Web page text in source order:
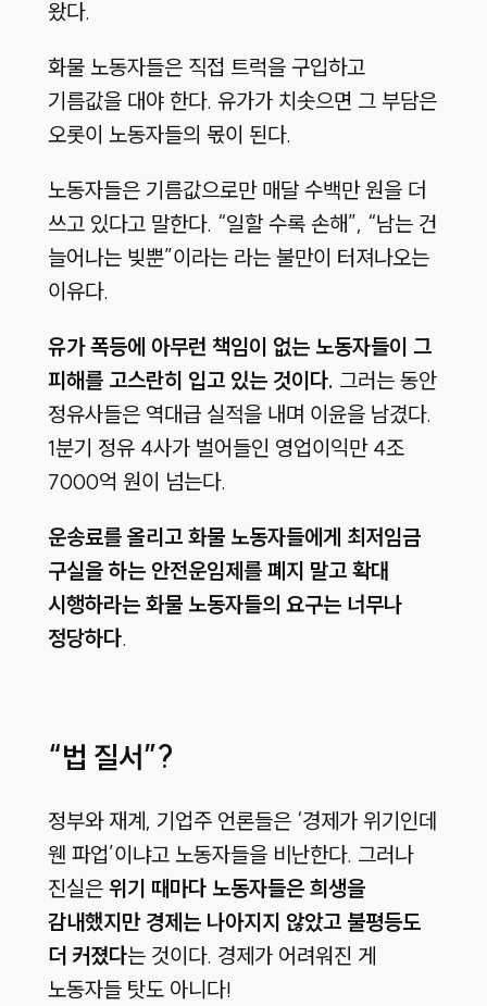
왔다.
화물 노동자들은 직접 트럭을 구입하고
기름값을 대야 한다. 유가가 치솟으면 그 부담은
오롯이 노동자들의 몫이 된다.
노동자들은 기름값으로만 매달 수백만 원을 더
쓰고 있다고 말한다. “일할 수록 손해”, “남는 건
늘어나는 빚뿐”이라는 라는 불만이 터져나오는
이유다.
유가 폭등에 아무런 책임이 없는 노동자들이 그
피해를 고스란히 입고 있는 것이다. 그러는 동안
정유사들은 역대급 실적을 내며 이윤을 남겼다.
1분기 정유 4사가 벌어들인 영업이익만 4조
7000억 원이 넘는다.
운송료를 올리고 화물 노동자들에게 최저임금
구실을 하는 안전운임제를 폐지 말고 확대
시행하라는 화물 노동자들의 요구는 너무나
정당하다.
“법 질서”?
정부와 재계, 기업주 언론들은 ‘경제가 위기인데
웬 파업’이냐고 노동자들을 비난한다. 그러나
진실은 위기 때마다 노동자들은 희생을
감내했지만 경제는 나아지지 않았고 불평등도
더 커졌다는 것이다. 경제가 어려워진 게
노동자들 탓도 아니다!